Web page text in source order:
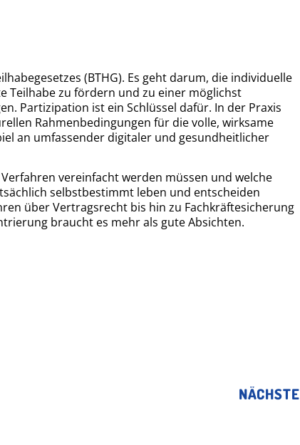
(BTHG). Es geht darum, die individuelle
Teilhabe zu fördern und zu einer möglichst
Partizipation ist ein Schlüssel dafür. In der Praxis
Rahmenbedingungen für die volle, wirksame
an umfassender digitaler und gesundheitlicher
vereinfacht werden müssen und welche
selbstbestimmt leben und entscheiden
über Vertragsrecht bis hin zu Fachkräftesicherung
braucht es mehr als gute Absichten.
NÄCHSTE